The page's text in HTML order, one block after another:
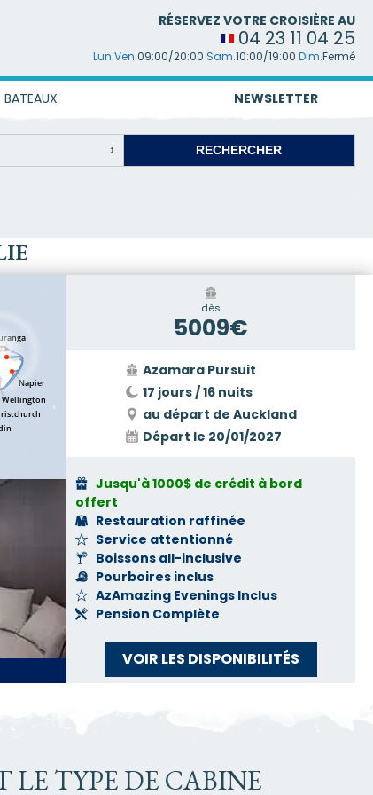
RÉSERVEZ VOTRE CROISIÈRE AU
04 23 11 04 25
Lun.Ven.09:00/20:00 Sam.10:00/19:00 Dim.Fermé
BATEAUX NEWSLETTER
dès
5009€
Azamara Pursuit
17 jours / 16 nuits
au départ de Auckland
Départ le 20/01/2027
Jusqu'à 1000$ de crédit à bord
offert
Restauration raffinée
Service attentionné
Boissons all-inclusive
Pourboires inclus
AzAmazing Evenings Inclus
Pension Complète
VOIR LES DISPONIBILITÉS
LE TYPE DE CABINE